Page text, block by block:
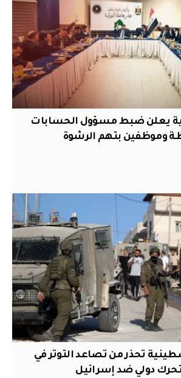
يعلن ضبط مسؤول الحسابات
وموظفين بتهم الرشوة
تحذر من تصاعد التوتر في
دولي ضد إسرائيل